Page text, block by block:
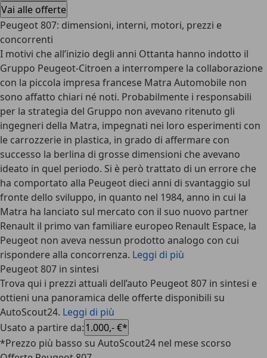
Vai alle offerte
Peugeot 807: dimensioni, interni, motori, prezzi e
concorrenti
I motivi che all’inizio degli anni Ottanta hanno indotto il
Gruppo Peugeot-Citroen a interrompere la collaborazione
con la piccola impresa francese Matra Automobile non
sono affatto chiari né noti. Probabilmente i responsabili
per la strategia del Gruppo non avevano ritenuto gli
ingegneri della Matra, impegnati nei loro esperimenti con
le carrozzerie in plastica, in grado di affermare con
successo la berlina di grosse dimensioni che avevano
ideato in quel periodo. Si è però trattato di un errore che
ha comportato alla Peugeot dieci anni di svantaggio sul
fronte dello sviluppo, in quanto nel 1984, anno in cui la
Matra ha lanciato sul mercato con il suo nuovo partner
Renault il primo van familiare europeo Renault Espace, la
Peugeot non aveva nessun prodotto analogo con cui
rispondere alla concorrenza. Leggi di più
Peugeot 807 in sintesi
Trova qui i prezzi attuali dell’auto Peugeot 807 in sintesi e
ottieni una panoramica delle offerte disponibili su
AutoScout24. Leggi di più
Usato a partire da:1.000,- €*
*Prezzo più basso su AutoScout24 nel mese scorso